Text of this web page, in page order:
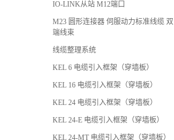
IO-LINK从站 M12端口
M23 圆形连接器 伺服动力标准线缆 双
端线束
线缆整理系统
KEL 6 电缆引入框架（穿墙板）
KEL 16 电缆引入框架（穿墙板）
KEL 24 电缆引入框架（穿墙板）
KEL 24-E 电缆引入框架（穿墙板）
KEL 24-MT 电缆引入框架（穿墙板）